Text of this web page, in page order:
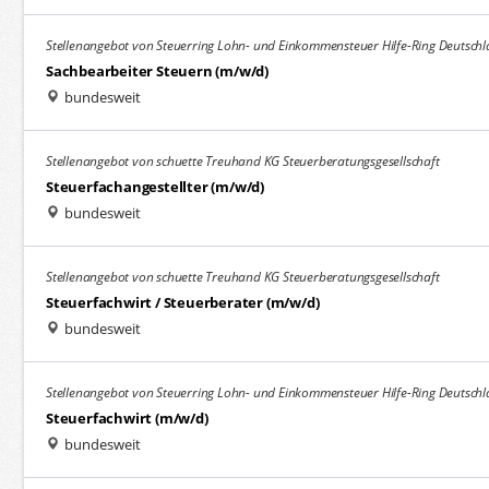
Stellenangebot von Steuerring Lohn- und Einkommensteuer Hilfe-Ring
Sachbearbeiter Steuern (m/w/d)
bundesweit
Stellenangebot von schuette Treuhand KG Steuerberatungsgesellschaft
Steuerfachangestellter (m/w/d)
bundesweit
Stellenangebot von schuette Treuhand KG Steuerberatungsgesellschaft
Steuerfachwirt / Steuerberater (m/w/d)
bundesweit
Stellenangebot von Steuerring Lohn- und Einkommensteuer Hilfe-Ring
Steuerfachwirt (m/w/d)
bundesweit